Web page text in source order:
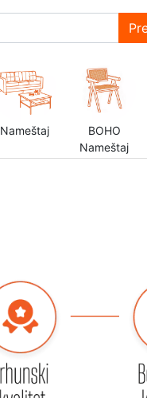
Nameštaj
BOHO
Nameštaj